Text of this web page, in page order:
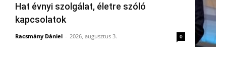
Hat évnyi szolgálat, életre szóló
kapcsolatok
Racsmány Dániel - 2026, augusztus 3. 0